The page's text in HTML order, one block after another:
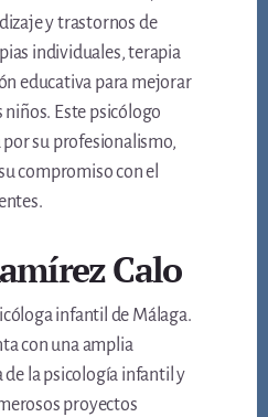
y trastornos de
individuales, terapia
educativa para mejorar
niños. Este psicólogo
su profesionalismo,
compromiso con el
Calo
infantil de Málaga.
con una amplia
de la psicología infantil y
proyectos